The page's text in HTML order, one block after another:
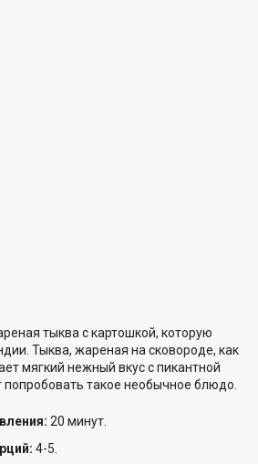
тыква с картошкой, которую
Тыква, жареная на сковороде, как
мягкий нежный вкус с пикантной
попробовать такое необычное блюдо.
20 минут.
4-5.